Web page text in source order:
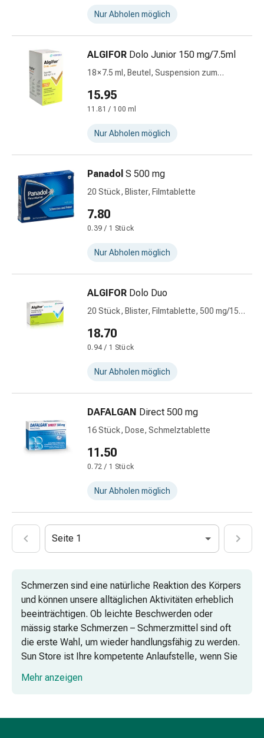
Zeckenpinzetten
Rezeptpflichtige
Medikamente
Rezeptpflichtige
Medikamente
Intimbeschwerden
Wechseljahre
Vitamine
&
Mineralstoffe
Vitamine
Mineralstoffe
Kombinationspräparate
&
Mundgesundheit
Kariesprophylaxen
Mund
Munddesinfektionsmittel
Mundbeschwerden
Medikamente
Kopfhautpflege
Haarausfall
Kopfläuse
Nissen
Körperpflege
Cremes
Gesichtsmasken
Gesichtspeelings
Gesichtsreinigung
Beauty-
Tools
&
&
Nur Abholen möglich
ALGIFOR Dolo Junior 150 mg/7.5ml
18 × 7.5 ml, Beutel, Suspension zum
15.95
11.81 / 100 ml
Nur Abholen möglich
Panadol S 500 mg
20 Stück, Blister, Filmtablette
7.80
0.39 / 1 Stück
Nur Abholen möglich
ALGIFOR Dolo Duo
20 Stück, Blister, Filmtablette, 500 mg/150
18.70
0.94 / 1 Stück
Nur Abholen möglich
DAFALGAN Direct 500 mg
16 Stück, Dose, Schmelztablette
11.50
0.72 / 1 Stück
Nur Abholen möglich
Seite 1
Schmerzen sind eine natürliche Reaktion des Körpers
und können unsere alltäglichen Aktivitäten erheblich
beeinträchtigen. Ob leichte Beschwerden oder
mässig starke Schmerzen – Schmerzmittel sind oft
die erste Wahl, um wieder handlungsfähig zu werden.
Sun Store ist Ihre kompetente Anlaufstelle, wenn Sie
eine umfassende Beratung wünschen und eine breite
Auswahl an verschiedenen Schmerzmitteln suchen.
Mehr anzeigen